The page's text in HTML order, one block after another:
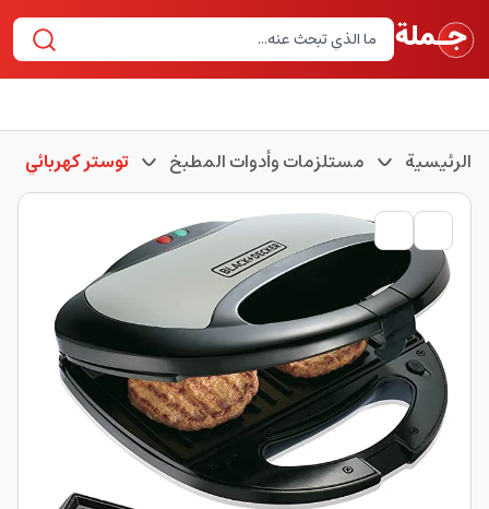
الرئيسية مستلزمات وأدوات المطبخ توستر كهربائي